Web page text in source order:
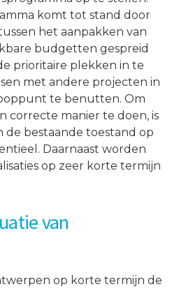
komt tot stand door
het aanpakken van
budgetten gespreid
prioritaire plekken in te
met andere projecten in
te benutten. Om
correcte manier te doen, is
de bestaande toestand op
Daarnaast worden
op zeer korte termijn
van
op korte termijn de